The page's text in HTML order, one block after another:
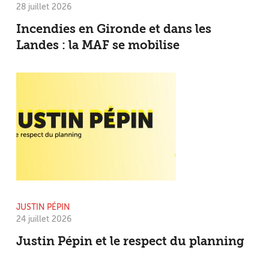
28 juillet 2026
Incendies en Gironde et dans les
Landes : la MAF se mobilise
JUSTIN PÉPIN
24 juillet 2026
Justin Pépin et le respect du planning